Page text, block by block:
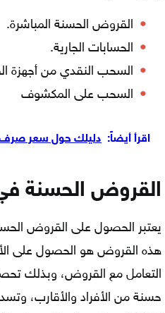
القروض الحسنة المباشرة.
الحسابات الجارية.
السحب النقدي من أجهزة
السحب على المكشوف
اقرأ أيضاً: دليلك حول سعر صرف
القروض الحسنة
يعتبر الحصول على القروض
هذه القروض هو الحصول على
التعامل مع القروض، وبذلك
حسنة من الأفراد والأقارب،